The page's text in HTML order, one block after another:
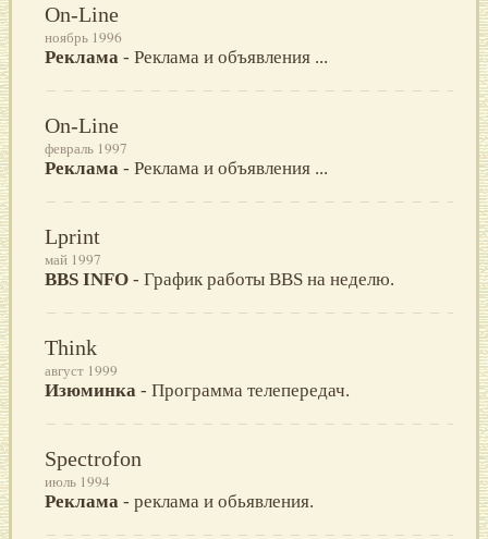
On-Line
ноябрь 1996
Реклама - Реклама и объявления ...
On-Line
февраль 1997
Реклама - Реклама и объявления ...
Lprint
май 1997
BBS INFO - График работы BBS на неделю.
Think
август 1999
Изюминка - Программа телепередач.
Spectrofon
июль 1994
Реклама - реклама и обьявления.